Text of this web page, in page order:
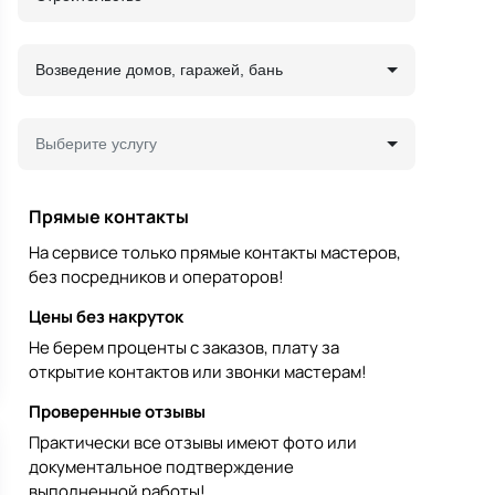
Возведение домов, гаражей, бань
Выберите услугу
Прямые контакты
На сервисе только прямые контакты мастеров,
без посредников и операторов!
Цены без накруток
Не берем проценты с заказов, плату за
открытие контактов или звонки мастерам!
Проверенные отзывы
Практически все отзывы имеют фото или
документальное подтверждение